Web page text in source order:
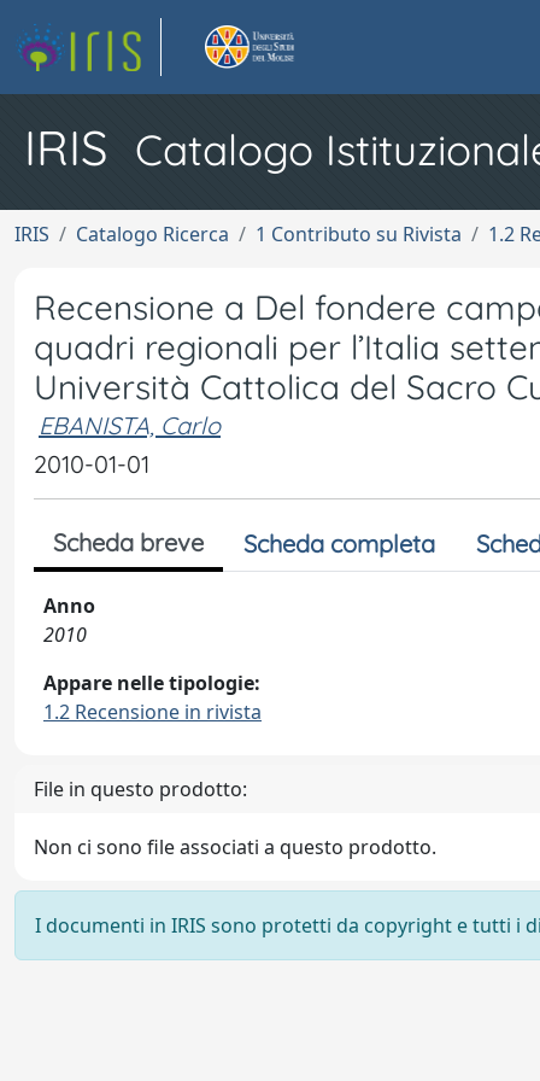
IRIS Catalogo
IRIS Catalogo Ricerca 1 Contributo su Rivista 1.2
Recensione a Del fondere
quadri regionali per l’Italia
Università Cattolica del Sacro
EBANISTA, Carlo
2010-01-01
Scheda breve Scheda completa
Anno
2010
Appare nelle tipologie:
1.2 Recensione in rivista
File in questo prodotto:
Non ci sono file associati a questo prodotto.
I documenti in IRIS sono protetti da copyright e tutti i